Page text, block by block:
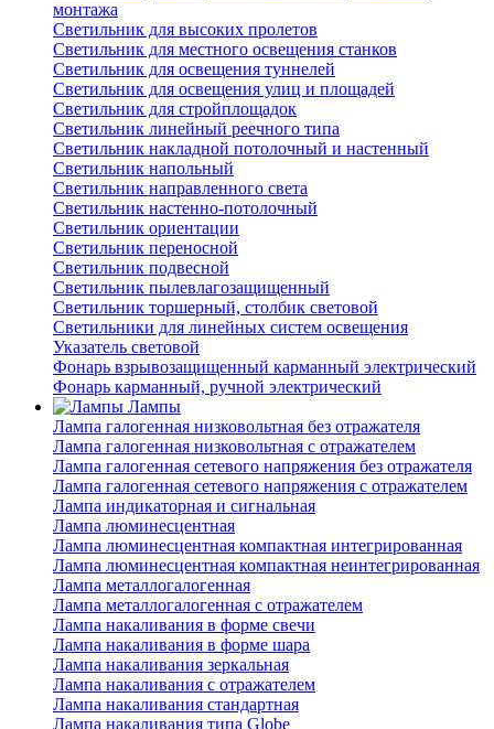
монтажа
Светильник для высоких пролетов
Светильник для местного освещения станков
Светильник для освещения туннелей
Светильник для освещения улиц и площадей
Светильник для стройплощадок
Светильник линейный реечного типа
Светильник накладной потолочный и настенный
Светильник напольный
Светильник направленного света
Светильник настенно-потолочный
Светильник ориентации
Светильник переносной
Светильник подвесной
Светильник пылевлагозащищенный
Светильник торшерный, столбик световой
Светильники для линейных систем освещения
Указатель световой
Фонарь взрывозащищенный карманный электрический
Фонарь карманный, ручной электрический
Лампы
Лампа галогенная низковольтная без отражателя
Лампа галогенная низковольтная с отражателем
Лампа галогенная сетевого напряжения без отражателя
Лампа галогенная сетевого напряжения с отражателем
Лампа индикаторная и сигнальная
Лампа люминесцентная
Лампа люминесцентная компактная интегрированная
Лампа люминесцентная компактная неинтегрированная
Лампа металлогалогенная
Лампа металлогалогенная с отражателем
Лампа накаливания в форме свечи
Лампа накаливания в форме шара
Лампа накаливания зеркальная
Лампа накаливания с отражателем
Лампа накаливания стандартная
Лампа накаливания типа Globe